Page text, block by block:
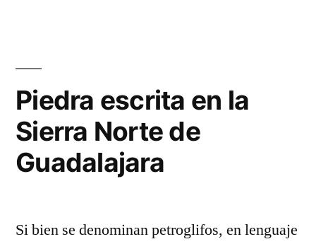
Piedra escrita en la
Sierra Norte de
Guadalajara
Si bien se denominan petroglifos, en lenguaje